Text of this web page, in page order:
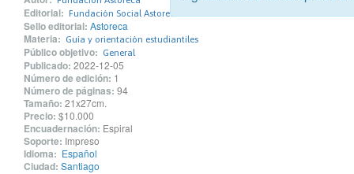
Editorial: Fundación Social Astoreca
Sello editorial: Astoreca
Materia: Guía y orientación estudiantiles
Público objetivo: General
Publicado: 2022-12-05
Número de edición: 1
Número de páginas: 94
Tamaño: 21x27cm.
Precio: $10.000
Encuadernación: Espiral
Soporte: Impreso
Idioma: Español
Ciudad: Santiago